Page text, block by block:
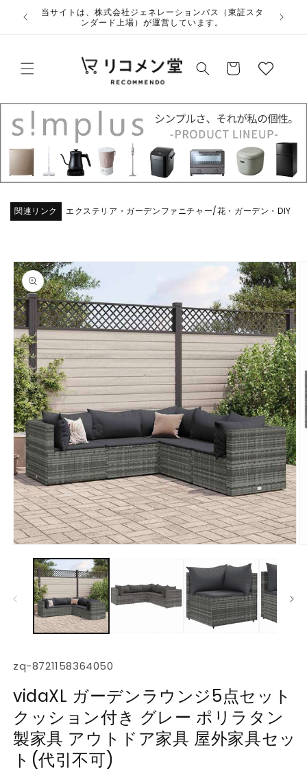
ンツに当サイトは、株式会社ジェネレーションパス（東証スタ
ンダード上場）が運営しています。
ー
ウ
シ
ュ
ス
ト
関連リンク エクステリア・ガーデンファニチャー/花・ガーデン・DIY
商品情
報にス
キップ
で
を
く
SKU:
zq-8721158364050
vidaXL ガーデンラウンジ5点セット
クッション付き グレー ポリラタン
製家具 アウトドア家具 屋外家具セッ
ト(代引不可)